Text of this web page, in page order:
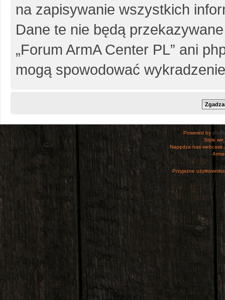
na zapisywanie wszystkich
Dane te nie będą
„Forum ArmA Center PL” ani
mogą spowodować
Powered by
Style
Napędza nas
Przyjazne